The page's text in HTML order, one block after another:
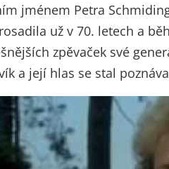
jménem Petra
už v 70. letech a
zpěvaček své
a její hlas se stal